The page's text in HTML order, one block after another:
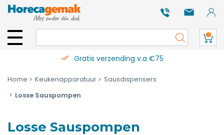
0
Gratis verzending v.a €75
Home Keukenapparatuur
Sausdispensers
Losse Sauspompen
Losse Sauspompen